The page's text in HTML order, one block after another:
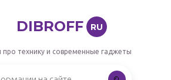
DIBROFF RU
технику и современные гаджеты